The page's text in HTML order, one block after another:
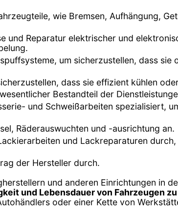
wie Bremsen, Aufhängung,
und Reparatur elektrischer und
um sicherzustellen, dass sie
dass sie effizient kühlen
Bestandteil der
und Schweißarbeiten spezialisiert,
Räderauswuchten und -ausrichtung an.
und Lackreparaturen
der Hersteller durch.
und anderen Einrichtungen in
und Lebensdauer von Fahrzeugen
oder einer Kette von